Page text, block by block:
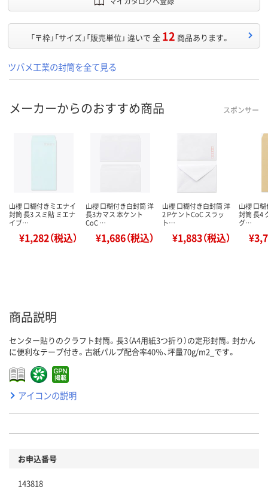
「〒枠」「サイズ」「販売単位」 違いで 全 12 商品あります。
ツバメ工業の封筒を全て見る
メーカーからのおすすめ商品 スポンサー
山櫻 口糊付きミエナイ
封筒 長3 スミ貼 ミエナ
イブ…
¥1,282（税込）
山櫻 口糊付き白封筒 洋
長3カマス 本ケント
CoC …
¥1,686（税込）
山櫻 口糊付き白封筒 洋
2 PケントCoC スラッ
ト…
¥1,883（税込）
山櫻 口
封筒 長4
グ…
商品説明
センター貼りのクラフト封筒。長3（A4用紙3つ折り）の定形封筒。封かん
に便利なテープ付き。古紙パルプ配合率40％、坪量70g/m2_です。
アイコンの説明
お申込番号
143818